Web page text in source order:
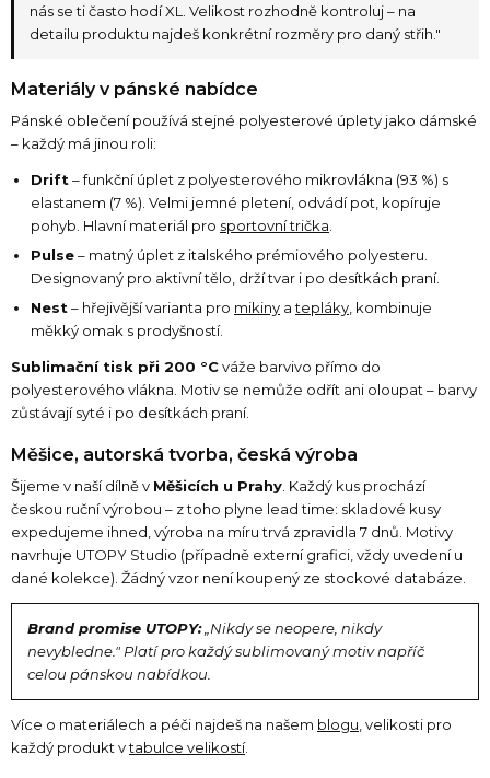
nás se ti často hodí XL. Velikost rozhodně kontroluj – na
detailu produktu najdeš konkrétní rozměry pro daný střih."
Materiály v pánské nabídce
Pánské oblečení používá stejné polyesterové úplety jako dámské
– každý má jinou roli:
Drift– funkční úplet z polyesterového mikrovlákna (93 %) s
elastanem (7 %). Velmi jemné pletení, odvádí pot, kopíruje
pohyb. Hlavní materiál pro sportovní trička.
Pulse– matný úplet z italského prémiového polyesteru.
Designovaný pro aktivní tělo, drží tvar i po desítkách praní.
Nest– hřejivější varianta pro mikiny atepláky, kombinuje
měkký omak s prodyšností.
Sublimační tisk při 200 °Cváže barvivo přímo do
polyesterového vlákna. Motiv se nemůže odřít ani oloupat – barvy
zůstávají syté i po desítkách praní.
Měšice, autorská tvorba, česká výroba
Šijeme v naší dílně v Měšicích u Prahy. Každý kus prochází
českou ruční výrobou – z toho plyne lead time: skladové kusy
expedujeme ihned, výroba na míru trvá zpravidla 7 dnů. Motivy
navrhuje UTOPY Studio (případně externí grafici, vždy uvedení u
dané kolekce). Žádný vzor není koupený ze stockové databáze.
Brand promise UTOPY:„Nikdy se neopere, nikdy
nevybledne." Platí pro každý sublimovaný motiv napříč
celou pánskou nabídkou.
Více o materiálech a péči najdeš na našem blogu, velikosti pro
každý produkt vtabulce velikostí.